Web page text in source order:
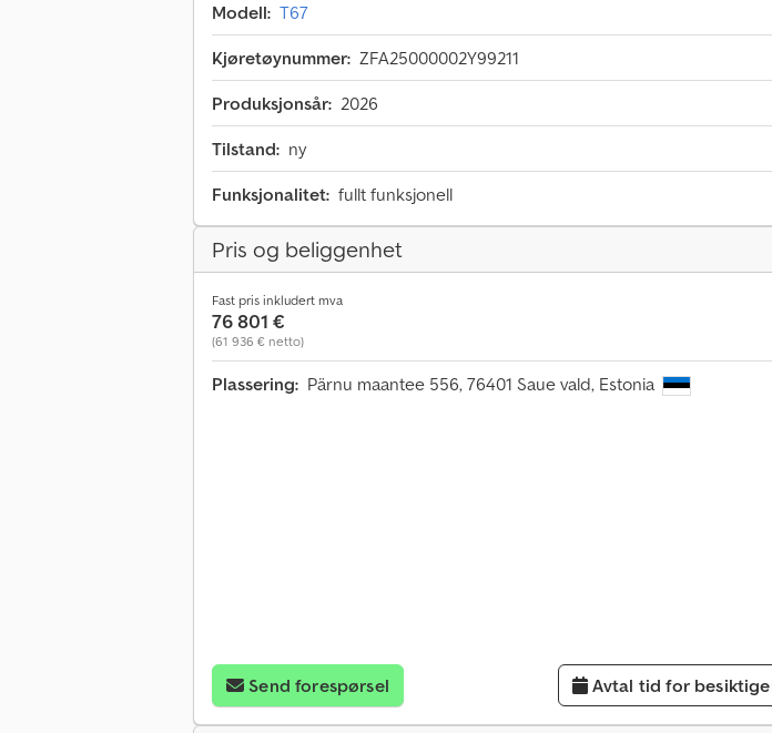
Modell: T67
Kjøretøynummer: ZFA25000002Y99211
Produksjonsår: 2026
Tilstand: ny
Funksjonalitet: fullt funksjonell
Pris og beliggenhet
Fast pris inkludert mva
76 801 €
(61 936 € netto)
Plassering: Pärnu maantee 556, 76401 Saue vald, Estonia
Send forespørsel Avtal tid for